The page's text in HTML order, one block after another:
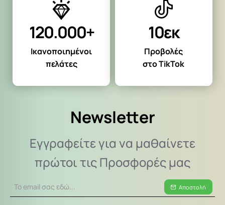
120.000+
Ικανοποιημένοι
πελάτες
10εκ
Προβολές
στο TikTok
Newsletter
Εγγραφείτε για να μαθαίνετε
πρώτοι τις Προσφορές μας
email
Αποστολή